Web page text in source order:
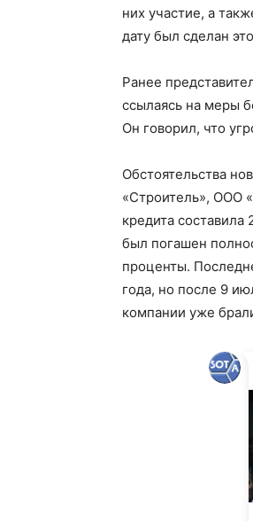
них участие, а
дату был сделан
Ранее
ссылаясь на меры
Он говорил, что
Обстоятельства
«Строитель», ООО
кредита
был погашен
проценты.
года, но после 9
компании уже